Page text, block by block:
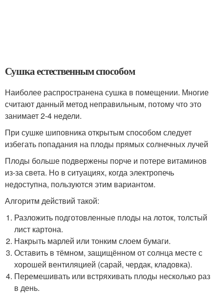
Сушка естественным способом
Наиболее распространена сушка в помещении. Многие
считают данный метод неправильным, потому что это
занимает 2-4 недели.
При сушке шиповника открытым способом следует
избегать попадания на плоды прямых солнечных лучей
Плоды больше подвержены порче и потере витаминов
из-за света. Но в ситуациях, когда электропечь
недоступна, пользуются этим вариантом.
Алгоритм действий такой:
Разложить подготовленные плоды на лоток, толстый
лист картона.
Накрыть марлей или тонким слоем бумаги.
Оставить в тёмном, защищённом от солнца месте с
хорошей вентиляцией (сарай, чердак, кладовка).
Перемешивать или встряхивать плоды несколько раз
в день.